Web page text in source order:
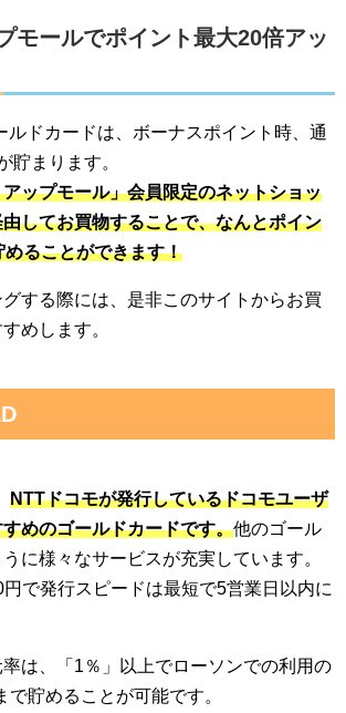
モールでポイント最大20倍アッ
ルドカードは、ボーナスポイント時、通
貯まります。
ップモール」会員限定のネットショッ
してお買物することで、なんとポイン
ることができます！
する際には、是非このサイトからお買
めします。
NTTドコモが発行しているドコモユーザ
めのゴールドカードです。他のゴール
に様々なサービスが充実しています。
で発行スピードは最短で5営業日以内に
は、「1％」以上でローソンでの利用の
貯めることが可能です。